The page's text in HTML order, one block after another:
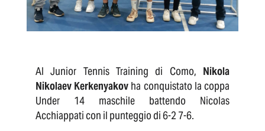
Al Junior Tennis Training di Como, Nikola
Nikolaev Kerkenyakov ha conquistato la coppa
Under 14 maschile battendo Nicolas
Acchiappati con il punteggio di 6-2 7-6.